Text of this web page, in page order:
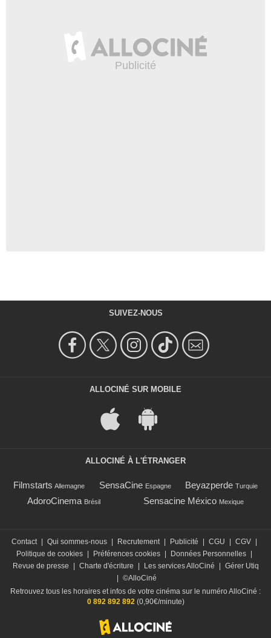
SUIVEZ-NOUS
ALLOCINÉ SUR MOBILE
ALLOCINÉ À L'ÉTRANGER
Filmstarts Allemagne SensaCine Espagne Beyazperde Turquie
AdoroCinema Brésil Sensacine México Mexique
Contact Qui sommes-nous Recrutement Publicité CGU CGV
Politique de cookies
Préférences cookies Données Personnelles
Revue de presse
Charte d'écriture Les services AlloCiné
Gérer Utiq
©AlloCiné
Retrouvez tous les horaires et infos de votre cinéma sur le numéro AlloCiné :
0 892 892 892(0,90€/minute)